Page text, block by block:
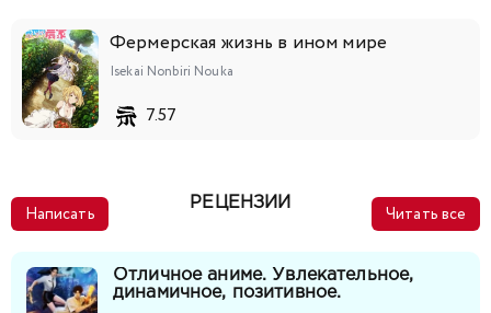
Фермерская жизнь в ином мире
Isekai Nonbiri Nouka
7.57
Написать
РЕЦЕНЗИИ
Читать все
Отличное аниме. Увлекательное,
динамичное, позитивное.